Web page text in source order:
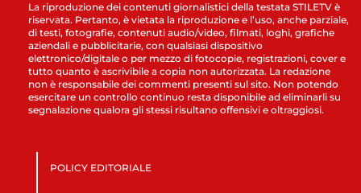
La riproduzione dei contenuti giornalistici della testata STILETV è
riservata. Pertanto, è vietata la riproduzione e l’uso, anche parziale,
di testi, fotografie, contenuti audio/video, filmati, loghi, grafiche
aziendali e pubblicitarie, con qualsiasi dispositivo
elettronico/digitale o per mezzo di fotocopie, registrazioni, cover e
tutto quanto è ascrivibile a copia non autorizzata. La redazione
non è responsabile dei commenti presenti sul sito. Non potendo
esercitare un controllo continuo resta disponibile ad eliminarli su
segnalazione qualora gli stessi risultano offensivi e oltraggiosi.
POLICY EDITORIALE